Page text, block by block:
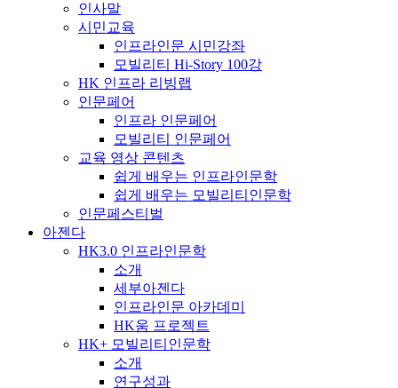
인사말
시민교육
인프라인문 시민강좌
모빌리티 Hi-Story 100강
HK 인프라 리빙랩
인문페어
인프라 인문페어
모빌리티 인문페어
교육 영상 콘텐츠
쉽게 배우는 인프라인문학
쉽게 배우는 모빌리티인문학
인문페스티벌
아젠다
HK3.0 인프라인문학
소개
세부아젠다
인프라인문 아카데미
HK움 프로젝트
HK+ 모빌리티인문학
소개
연구성과